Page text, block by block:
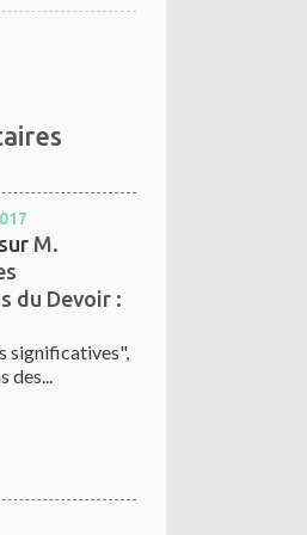
sur M.
du Devoir :
significatives",
des...